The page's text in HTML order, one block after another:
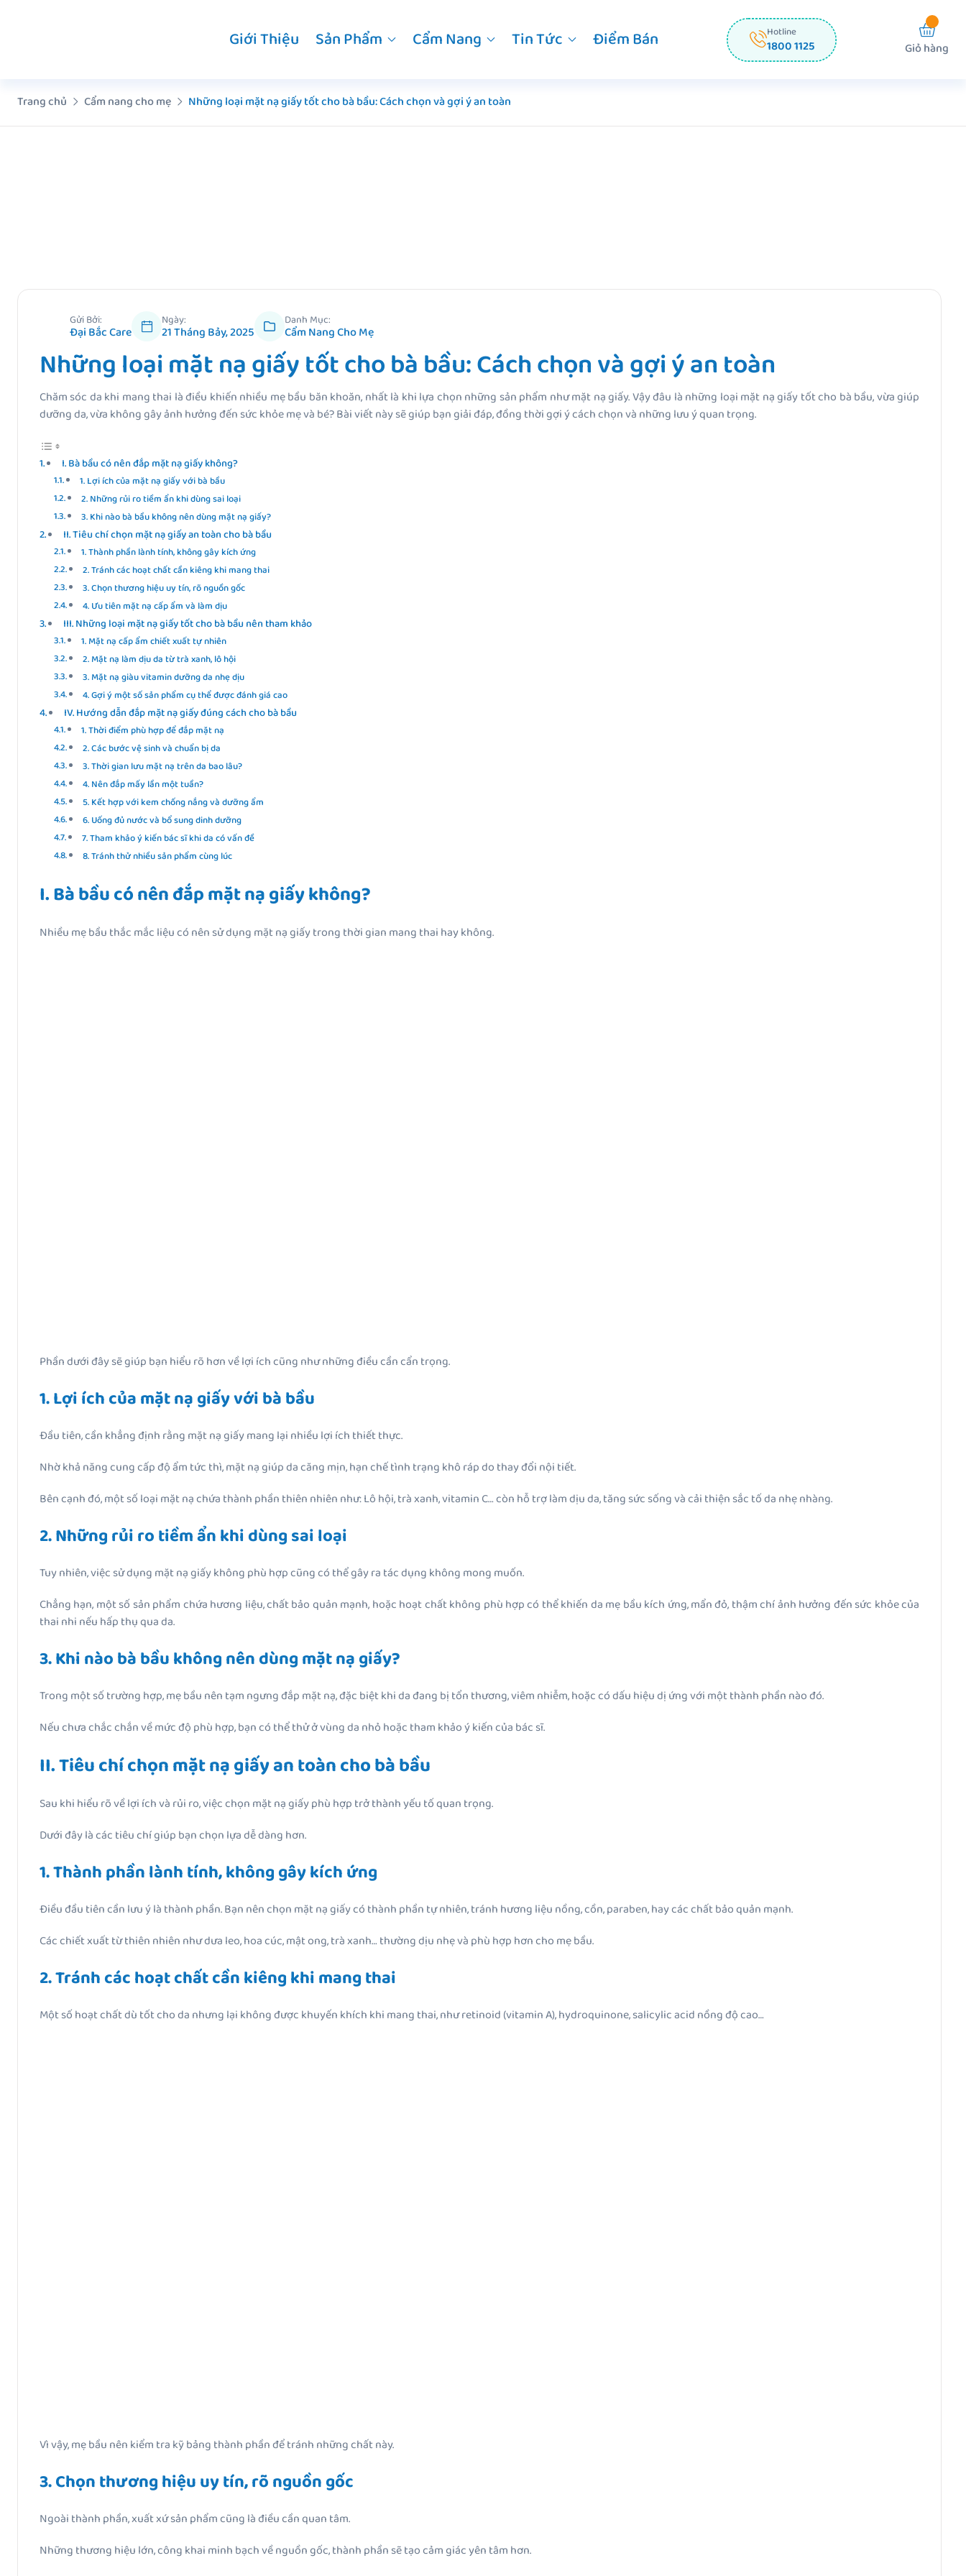
Giới Thiệu Sản Phẩm Cẩm Nang Tin Tức Điểm Bán Hotline
1800 1125 Giỏ hàng
Trang chủ Cẩm nang cho mẹ Những loại mặt nạ giấy tốt cho bà bầu: Cách chọn và gợi ý an toàn
Gửi Bởi:
Đại Bắc Care
Ngày:
21 Tháng Bảy, 2025
Danh Mục:
Cẩm Nang Cho Mẹ
Những loại mặt nạ giấy tốt cho bà bầu: Cách chọn và gợi ý an toàn
Chăm sóc da khi mang thai là điều khiến nhiều mẹ bầu băn khoăn, nhất là khi lựa chọn những sản phẩm như mặt nạ giấy. Vậy đâu là những loại mặt nạ giấy tốt cho bà bầu, vừa giúp
dưỡng da, vừa không gây ảnh hưởng đến sức khỏe mẹ và bé? Bài viết này sẽ giúp bạn giải đáp, đồng thời gợi ý cách chọn và những lưu ý quan trọng.
I. Bà bầu có nên đắp mặt nạ giấy không?
1. Lợi ích của mặt nạ giấy với bà bầu
2. Những rủi ro tiềm ẩn khi dùng sai loại
3. Khi nào bà bầu không nên dùng mặt nạ giấy?
II. Tiêu chí chọn mặt nạ giấy an toàn cho bà bầu
1. Thành phần lành tính, không gây kích ứng
2. Tránh các hoạt chất cần kiêng khi mang thai
3. Chọn thương hiệu uy tín, rõ nguồn gốc
4. Ưu tiên mặt nạ cấp ẩm và làm dịu
III. Những loại mặt nạ giấy tốt cho bà bầu nên tham khảo
1. Mặt nạ cấp ẩm chiết xuất tự nhiên
2. Mặt nạ làm dịu da từ trà xanh, lô hội
3. Mặt nạ giàu vitamin dưỡng da nhẹ dịu
4. Gợi ý một số sản phẩm cụ thể được đánh giá cao
IV. Hướng dẫn đắp mặt nạ giấy đúng cách cho bà bầu
1. Thời điểm phù hợp để đắp mặt nạ
2. Các bước vệ sinh và chuẩn bị da
3. Thời gian lưu mặt nạ trên da bao lâu?
4. Nên đắp mấy lần một tuần?
5. Kết hợp với kem chống nắng và dưỡng ẩm
6. Uống đủ nước và bổ sung dinh dưỡng
7. Tham khảo ý kiến bác sĩ khi da có vấn đề
8. Tránh thử nhiều sản phẩm cùng lúc
I. Bà bầu có nên đắp mặt nạ giấy không?
Nhiều mẹ bầu thắc mắc liệu có nên sử dụng mặt nạ giấy trong thời gian mang thai hay không.
Phần dưới đây sẽ giúp bạn hiểu rõ hơn về lợi ích cũng như những điều cần cẩn trọng.
1. Lợi ích của mặt nạ giấy với bà bầu
Đầu tiên, cần khẳng định rằng mặt nạ giấy mang lại nhiều lợi ích thiết thực.
Nhờ khả năng cung cấp độ ẩm tức thì, mặt nạ giúp da căng mịn, hạn chế tình trạng khô ráp do thay đổi nội tiết.
Bên cạnh đó, một số loại mặt nạ chứa thành phần thiên nhiên như: Lô hội, trà xanh, vitamin C… còn hỗ trợ làm dịu da, tăng sức sống và cải thiện sắc tố da nhẹ nhàng.
2. Những rủi ro tiềm ẩn khi dùng sai loại
Tuy nhiên, việc sử dụng mặt nạ giấy không phù hợp cũng có thể gây ra tác dụng không mong muốn.
Chẳng hạn, một số sản phẩm chứa hương liệu, chất bảo quản mạnh, hoặc hoạt chất không phù hợp có thể khiến da mẹ bầu kích ứng, mẩn đỏ, thậm chí ảnh hưởng đến sức khỏe của
thai nhi nếu hấp thụ qua da.
3. Khi nào bà bầu không nên dùng mặt nạ giấy?
Trong một số trường hợp, mẹ bầu nên tạm ngưng đắp mặt nạ, đặc biệt khi da đang bị tổn thương, viêm nhiễm, hoặc có dấu hiệu dị ứng với một thành phần nào đó.
Nếu chưa chắc chắn về mức độ phù hợp, bạn có thể thử ở vùng da nhỏ hoặc tham khảo ý kiến của bác sĩ.
II. Tiêu chí chọn mặt nạ giấy an toàn cho bà bầu
Sau khi hiểu rõ về lợi ích và rủi ro, việc chọn mặt nạ giấy phù hợp trở thành yếu tố quan trọng.
Dưới đây là các tiêu chí giúp bạn chọn lựa dễ dàng hơn.
1. Thành phần lành tính, không gây kích ứng
Điều đầu tiên cần lưu ý là thành phần. Bạn nên chọn mặt nạ giấy có thành phần tự nhiên, tránh hương liệu nồng, cồn, paraben, hay các chất bảo quản mạnh.
Các chiết xuất từ thiên nhiên như dưa leo, hoa cúc, mật ong, trà xanh… thường dịu nhẹ và phù hợp hơn cho mẹ bầu.
2. Tránh các hoạt chất cần kiêng khi mang thai
Một số hoạt chất dù tốt cho da nhưng lại không được khuyến khích khi mang thai, như retinoid (vitamin A), hydroquinone, salicylic acid nồng độ cao…
Vì vậy, mẹ bầu nên kiểm tra kỹ bảng thành phần để tránh những chất này.
3. Chọn thương hiệu uy tín, rõ nguồn gốc
Ngoài thành phần, xuất xứ sản phẩm cũng là điều cần quan tâm.
Những thương hiệu lớn, công khai minh bạch về nguồn gốc, thành phần sẽ tạo cảm giác yên tâm hơn.